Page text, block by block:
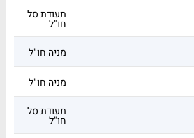
תעודת סל
חו"ל
מניה חו"ל
מניה חו"ל
תעודת סל
חו"ל